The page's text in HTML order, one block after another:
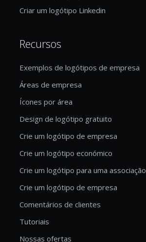
Criar um logótipo Linkedin
Recursos
Exemplos de logótipos de empresa
Áreas de empresa
Ícones por área
Design de logótipo gratuito
Crie um logótipo de empresa
Crie um logótipo económico
Crie um logótipo para uma associação
Crie um logótipo de empresa
Comentários de clientes
Tutoriais
Nossas ofertas